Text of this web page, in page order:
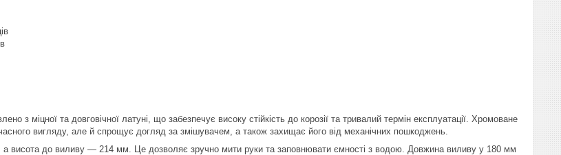
з міцної та довговічної латуні, що забезпечує високу стійкість до корозії та тривалий термін експлуатації. Хромоване
вигляду, але й спрощує догляд за змішувачем, а також захищає його від механічних пошкоджень.
висота до виливу — 214 мм. Це дозволяє зручно мити руки та заповнювати ємності з водою. Довжина виливу у 180 мм